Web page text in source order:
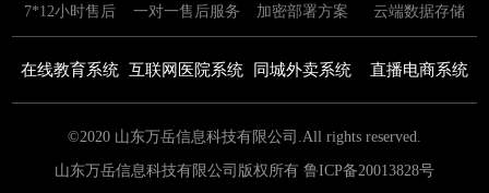
7*12小时售后 一对一售后服务 加密部署方案 云端数据存储
在线教育系统 互联网医院系统 同城外卖系统 直播电商系统
©2020 山东万岳信息科技有限公司.All rights reserved.
山东万岳信息科技有限公司版权所有 鲁ICP备20013828号